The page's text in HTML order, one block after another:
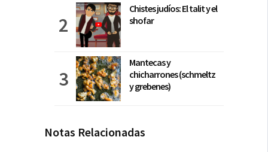
Chistes judíos: El talit y el
shofar
Mantecas y
chicharrones (schmeltz
y grebenes)
Notas Relacionadas